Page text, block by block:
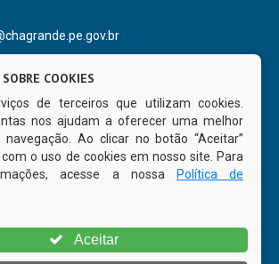
FAN PAGE
COOKIES
de terceiros que utilizam cookies.
nos ajudam a oferecer uma melhor
navegação. Ao clicar no botão “Aceitar”
o uso de cookies em nosso site. Para
acesse a nossa
Política de
Aceitar